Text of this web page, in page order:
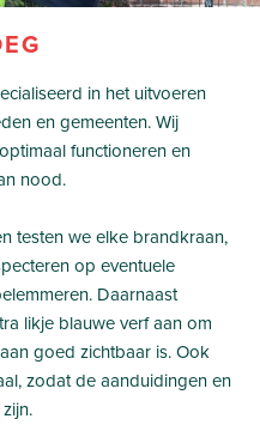
in het uitvoeren
en gemeenten. Wij
functioneren en
nood.
testen we elke brandkraan,
op eventuele
Daarnaast
likje blauwe verf aan om
goed zichtbaar is. Ook
zodat de aanduidingen en